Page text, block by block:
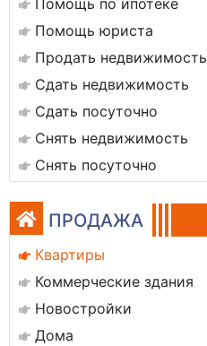
Помощь по ипотеке
Помощь юриста
Продать недвижимость
Сдать недвижимость
Сдать посуточно
Снять недвижимость
Снять посуточно
ПРОДАЖА
Квартиры
Коммерческие здания
Новостройки
Дома